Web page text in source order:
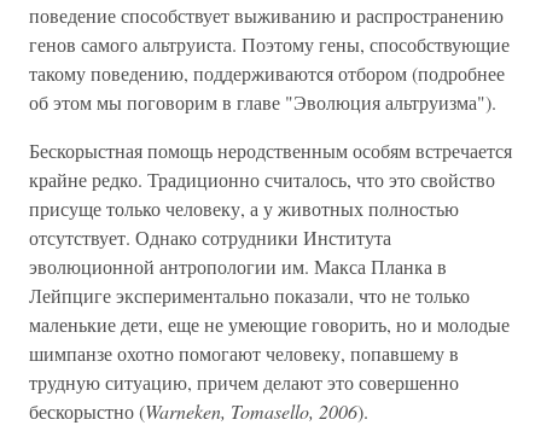
поведение способствует выживанию и распространению
генов самого альтруиста. Поэтому гены, способствующие
такому поведению, поддерживаются отбором (подробнее
об этом мы поговорим в главе "Эволюция альтруизма").
Бескорыстная помощь неродственным особям встречается
крайне редко. Традиционно считалось, что это свойство
присуще только человеку, а у животных полностью
отсутствует. Однако сотрудники Института
эволюционной антропологии им. Макса Планка в
Лейпциге экспериментально показали, что не только
маленькие дети, еще не умеющие говорить, но и молодые
шимпанзе охотно помогают человеку, попавшему в
трудную ситуацию, причем делают это совершенно
бескорыстно (Warneken, Tomasello, 2006).